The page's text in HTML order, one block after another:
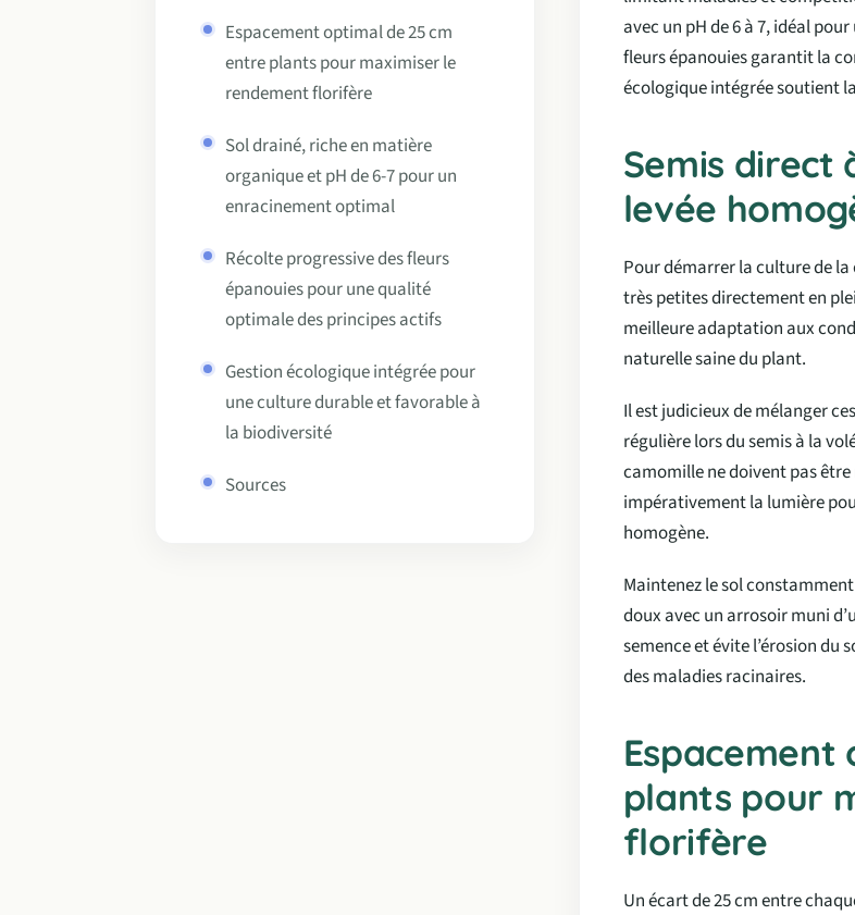
Espacement optimal de 25 cm
entre plants pour maximiser le
rendement florifère
Sol drainé, riche en matière
organique et pH de 6-7 pour un
enracinement optimal
Récolte progressive des fleurs
épanouies pour une qualité
optimale des principes actifs
Gestion écologique intégrée pour
une culture durable et favorable à
la biodiversité
Sources
avec un pH de 6 à 7, idéal
fleurs épanouies garantit la
écologique intégrée soutient
Semis direct
levée
Pour démarrer la culture de
très petites directement en
meilleure adaptation aux
naturelle saine du plant.
Il est judicieux de mélanger
régulière lors du semis à la
camomille ne doivent pas
impérativement la lumière
homogène.
Maintenez le sol
doux avec un arrosoir muni
semence et évite l’érosion
des maladies racinaires.
Espacement
plants pour
florifère
Un écart de 25 cm entre